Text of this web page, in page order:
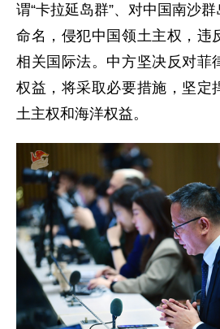
谓“卡拉延岛群”、对中国南沙
命名，侵犯中国领土主权，违
相关国际法。中方坚决反对菲
权益，将采取必要措施，坚定
土主权和海洋权益。